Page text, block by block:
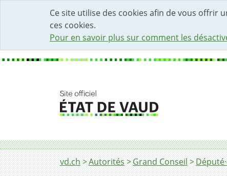
Ce site utilise des cookies afin de vous offrir
ces cookies.
Pour en savoir plus sur comment les
DÉBUT DU CONTENU DE LA PAGE
ACCÈS AU CHAMP DE RECHERCHE
PAGE D'ACCUEIL
FORMULAIRE DE CONTACT
Fil d'Ariane
vd.ch Autorités Grand Conseil